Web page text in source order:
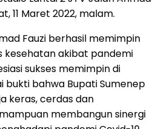
11 Maret 2022, malam.
Fauzi berhasil memimpin
kesehatan akibat pandemi
sukses memimpin di
bukti bahwa Bupati Sumenep
keras, cerdas dan
membangun sinergi